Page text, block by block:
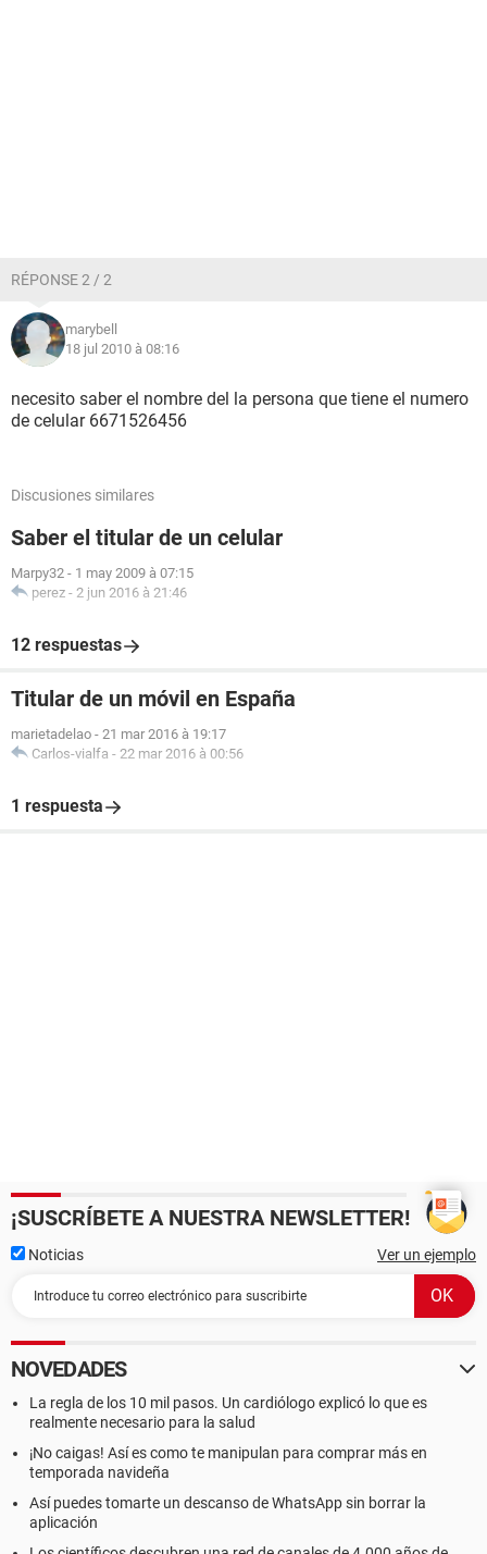
RÉPONSE 2 / 2
marybell
18 jul 2010 à 08:16
necesito saber el nombre del la persona que tiene el numero
de celular 6671526456
Discusiones similares
Saber el titular de un celular
Marpy32 - 1 may 2009 à 07:15
perez - 2 jun 2016 à 21:46
12 respuestas
Titular de un móvil en España
marietadelao - 21 mar 2016 à 19:17
Carlos-vialfa - 22 mar 2016 à 00:56
1 respuesta
¡SUSCRÍBETE A NUESTRA NEWSLETTER!
Noticias Ver un ejemplo
NOVEDADES
La regla de los 10 mil pasos. Un cardiólogo explicó lo que es
realmente necesario para la salud
¡No caigas! Así es como te manipulan para comprar más en
temporada navideña
Así puedes tomarte un descanso de WhatsApp sin borrar la
aplicación